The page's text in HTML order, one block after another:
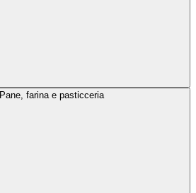
Pane, farina e pasticceria